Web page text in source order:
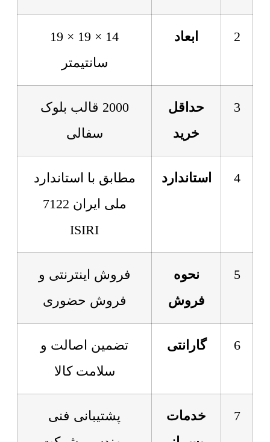
2 ابعاد
14 × 19 × 19
سانتیمتر
3
حداقل
خرید
2000 قالب بلوک
سفالی
4 استاندارد
مطابق با استاندارد
ملی ایران 7122
ISIRI
5
نحوه
فروش
فروش اینترنتی و
فروش حضوری
6 گارانتی
تضمین اصالت و
سلامت کالا
7
خدمات
پشتیبانی فنی